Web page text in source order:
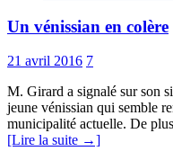
Un vénissian en colère
21 avril 2016 7
M. Girard a signalé sur son
jeune vénissian qui semble
municipalité actuelle. De
[Lire la suite →]